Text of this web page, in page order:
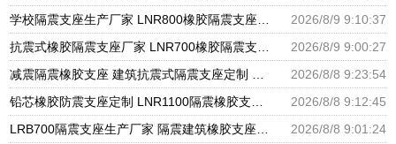
2026/8/9 9:10:37
2026/8/9 9:00:27
2026/8/8 9:23:54
2026/8/8 9:12:45
2026/8/8 9:01:24